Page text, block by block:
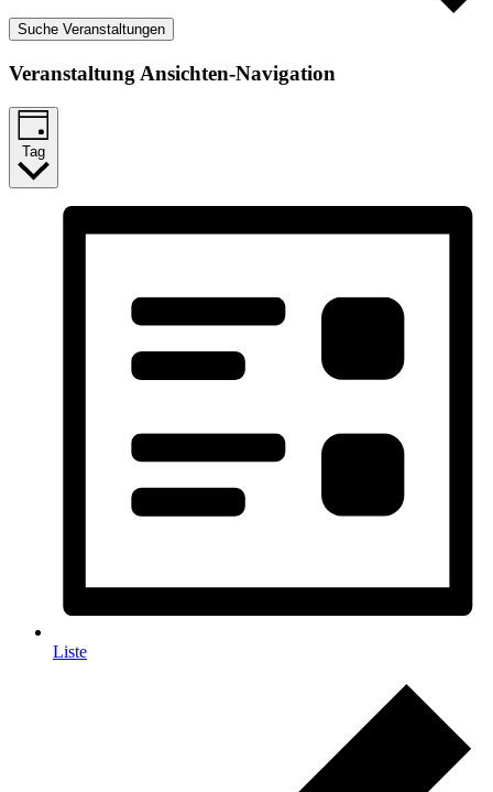
Suche Veranstaltungen
Veranstaltung Ansichten-Navigation
Tag
Liste